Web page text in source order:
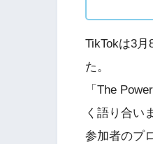
TikTokは3
た。
「The
く語り合い
参加者のプ